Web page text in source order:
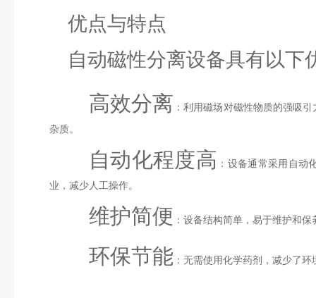
优点与特点
自动磁性分离设备具有以下
高效分离 ：利用磁场对磁性物质的强吸
杂质。
自动化程度高 ：设备通常采用自动
业，减少人工操作。
维护简便 ：设备结构简单，易于维护和
环保节能 ：无需使用化学药剂，减少了